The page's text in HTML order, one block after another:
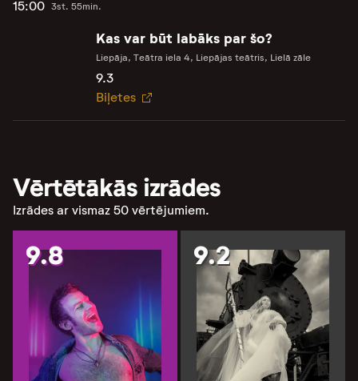
15:00 3st. 55min.
Kas var būt labāks par šo?
Liepāja, Teātra iela 4, Liepājas teātris, Lielā zāle
9.3
Biļetes
Vērtētākās izrādes
Izrādes ar vismaz 50 vērtējumiem.
9.8 9.2